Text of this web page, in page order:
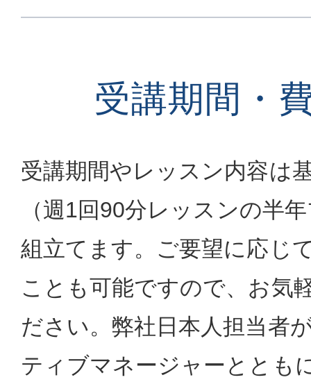
受講期間・
受講期間やレッスン内容は
（週1回90分レッスンの半
組立てます。ご要望に応じ
ことも可能ですので、お気
ださい。弊社日本人担当者
ティブマネージャーととも